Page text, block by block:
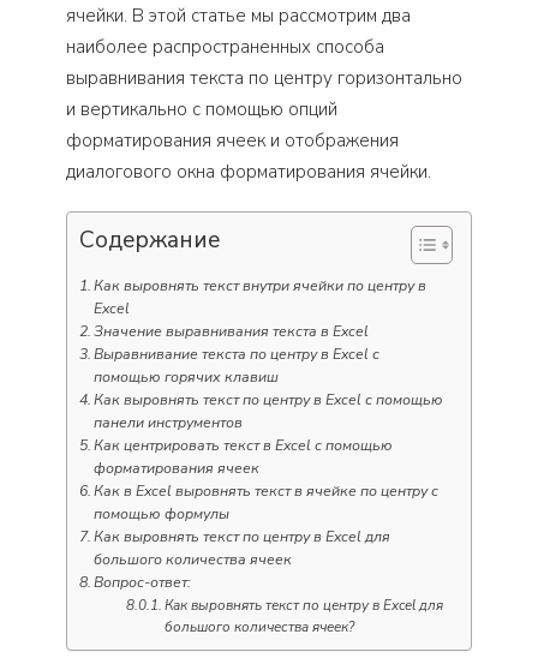
ячейки. В этой статье мы рассмотрим два
наиболее распространенных способа
выравнивания текста по центру горизонтально
и вертикально с помощью опций
форматирования ячеек и отображения
диалогового окна форматирования ячейки.
Содержание
Как выровнять текст внутри ячейки по центру в
Excel
Значение выравнивания текста в Excel
Выравнивание текста по центру в Excel с
помощью горячих клавиш
Как выровнять текст по центру в Excel с помощью
панели инструментов
Как центрировать текст в Excel с помощью
форматирования ячеек
Как в Excel выровнять текст в ячейке по центру с
помощью формулы
Как выровнять текст по центру в Excel для
большого количества ячеек
Вопрос-ответ:
Как выровнять текст по центру в Excel для
большого количества ячеек?